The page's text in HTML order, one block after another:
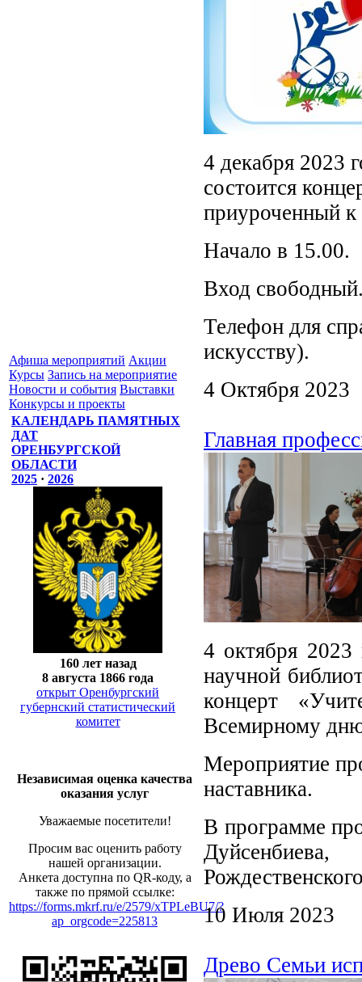
Афиша мероприятий Акции
Курсы Запись на мероприятие
Новости и события Выставки
Конкурсы и проекты
КАЛЕНДАРЬ ПАМЯТНЫХ
ДАТ
ОРЕНБУРГСКОЙ
ОБЛАСТИ
2025 · 2026
160 лет назад
8 августа 1866 года
открыт Оренбургский
губернский статистический
комитет
Независимая оценка качества
оказания услуг
Уважаемые посетители!
Просим вас оценить работу
нашей организации.
Анкета доступна по QR-коду, а
также по прямой ссылке:
https://forms.mkrf.ru/e/2579/xTPLeBU7/?
ap_orgcode=225813
4 декабря 2023
состоится
приуроченный
Начало в 15.00.
Вход
Телефон для
искусству).
4 Октября 2023
Главная
4 октября 2023
научной
концерт
Всемирному
Мероприятие
наставника.
В программе
10 Июля 2023
Древо Семьи